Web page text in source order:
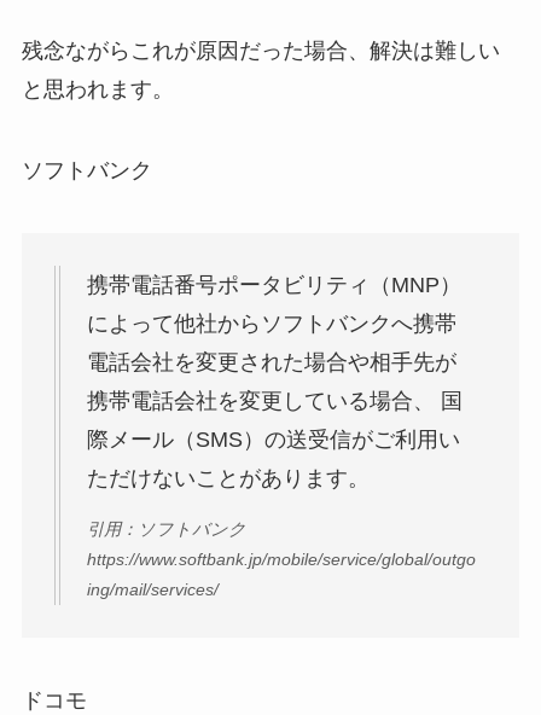
残念ながらこれが原因だった場合、解決は難しい
と思われます。
ソフトバンク
携帯電話番号ポータビリティ（MNP）
によって他社からソフトバンクへ携帯
電話会社を変更された場合や相手先が
携帯電話会社を変更している場合、 国
際メール（SMS）の送受信がご利用い
ただけないことがあります。
引用：ソフトバンク
https://www.softbank.jp/mobile/service/global/outgo
ing/mail/services/
ドコモ